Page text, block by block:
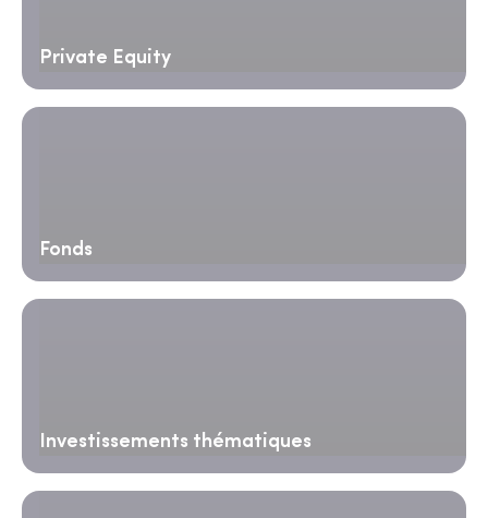
Private Equity
Fonds
Investissements thématiques